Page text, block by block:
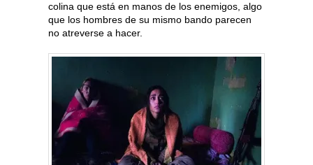
colina que está en manos de los enemigos, algo
que los hombres de su mismo bando parecen
no atreverse a hacer.